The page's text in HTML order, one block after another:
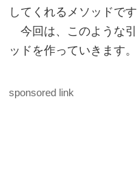
してくれるメソッドです
今回は、このような
ッドを作っていきます。
sponsored link